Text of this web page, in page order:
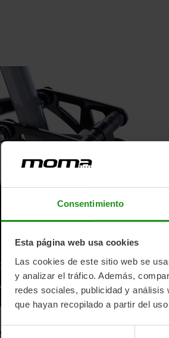
Consentimiento
Esta página web usa cookies
Las cookies de este sitio web se
y analizar el tráfico. Además,
redes sociales, publicidad y análisis
que hayan recopilado a partir del
Selección